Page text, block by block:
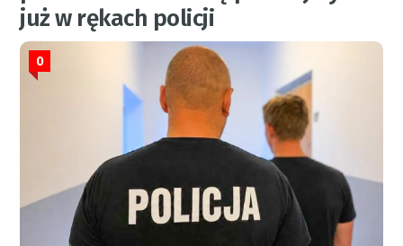
już w rękach policji
0